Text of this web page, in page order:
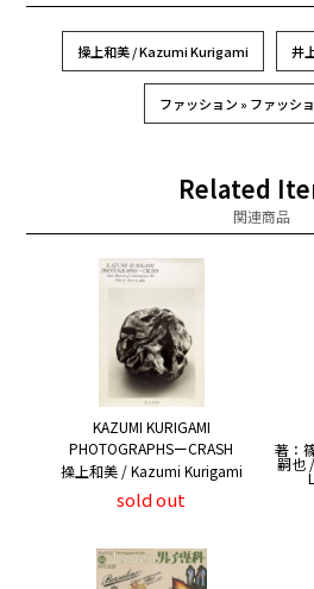
操上和美 / Kazumi Kurigami 井
ファッション » ファッシ
Related
関連商品
KAZUMI KURIGAMI
PHOTOGRAPHSーCRASH
操上和美 / Kazumi Kurigami
sold out
著：
嗣也